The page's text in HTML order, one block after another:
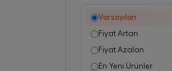
Varsayılan
Fiyat Artan
Fiyat Azalan
En Yeni Ürünler